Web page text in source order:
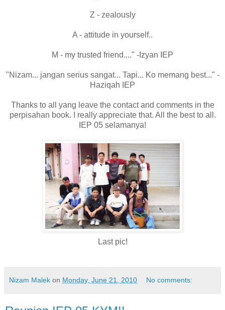
Z - zealously
A - attitude in yourself..
M - my trusted friend...." -Izyan IEP
"Nizam... jangan serius sangat... Tapi... Ko memang best..." -
Haziqah IEP
Thanks to all yang leave the contact and comments in the
perpisahan book. I really appreciate that. All the best to all.
IEP 05 selamanya!
Last pic!
Nizam Malek on Monday, June 21, 2010 No comments: